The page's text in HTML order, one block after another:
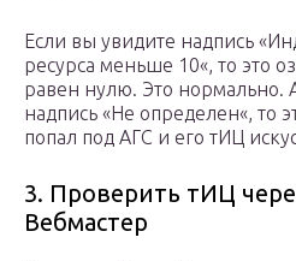
Если вы увидите надпись «
ресурса меньше 10«, то это
равен нулю. Это нормально.
надпись «Не определен«, то
попал под АГС и его тИЦ
3. Проверить тИЦ
Вебмастер